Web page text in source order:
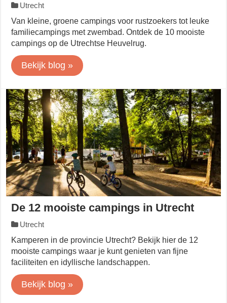
Utrecht
Van kleine, groene campings voor rustzoekers tot leuke
familiecampings met zwembad. Ontdek de 10 mooiste
campings op de Utrechtse Heuvelrug.
Bekijk blog »
De 12 mooiste campings in Utrecht
Utrecht
Kamperen in de provincie Utrecht? Bekijk hier de 12
mooiste campings waar je kunt genieten van fijne
faciliteiten en idyllische landschappen.
Bekijk blog »